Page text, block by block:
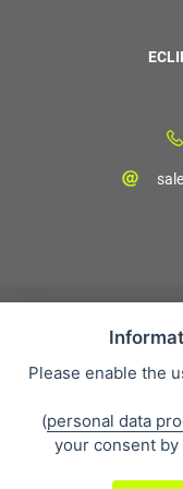
Please enable the
(personal data
your consent